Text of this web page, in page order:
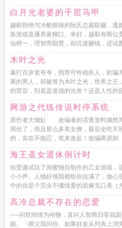
白月光老婆的千层马甲
越郗拒绝与冷酷狠辣的阮氏总裁联姻，
靠游戏直播养家糊口。幸好，越郗有两位
仙榜一，理智而聪慧，却沉迷砸钱，还试
木叶之光
暴打百岁老爷爷，拐带可怜残疾人，欺骗
累的男人，却被誉为木叶之光，世界之王
的背后，到底是道德的沦丧？还是人性的
网游之代练传说时停系统
原作者大烟缸 改编者的话查资料偶然
屌丝了，而且那么多美女撩，最后全吃不
的，实在不能忍，笔来改起！改编两原
海王圣女退休倒计时
你受邀试玩了闺蜜独自制作的乙女游戏，
小小声。人物好感我都给你拉满了，放心
中的你是个完全不懂情爱的面瘫无口美（
高冷总裁不存在的恋爱
──问世间情为何物，直叫人智商归零就
娘。「师父我问你。如果好友从列表上消